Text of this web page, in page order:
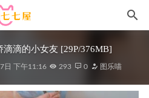
滴的小女友 [29P/376MB]
日 下午11:16 293 0 图乐喵